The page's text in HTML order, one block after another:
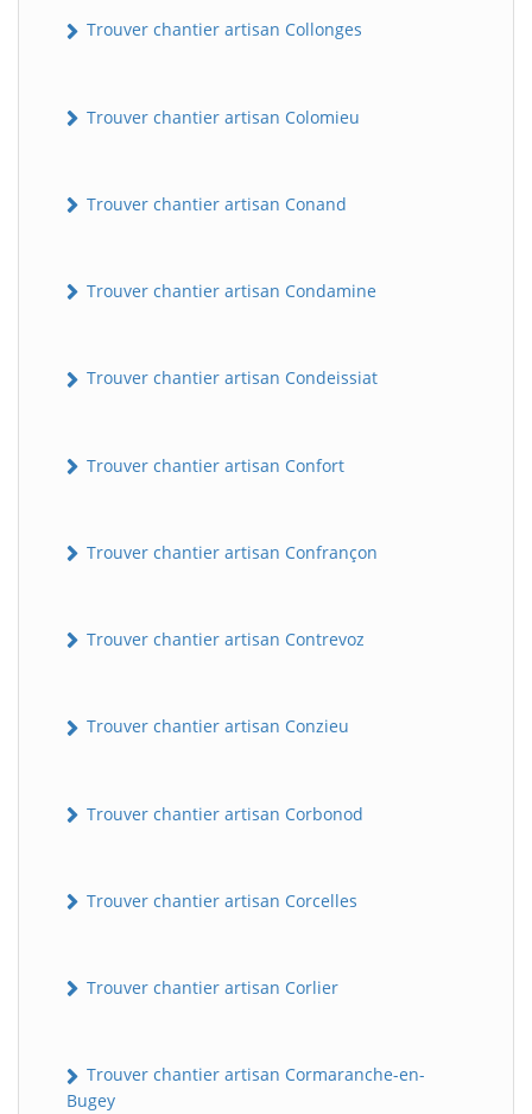
Trouver chantier artisan Collonges
Trouver chantier artisan Colomieu
Trouver chantier artisan Conand
Trouver chantier artisan Condamine
Trouver chantier artisan Condeissiat
Trouver chantier artisan Confort
Trouver chantier artisan Confrançon
Trouver chantier artisan Contrevoz
Trouver chantier artisan Conzieu
Trouver chantier artisan Corbonod
Trouver chantier artisan Corcelles
Trouver chantier artisan Corlier
Trouver chantier artisan Cormaranche-en-
Bugey